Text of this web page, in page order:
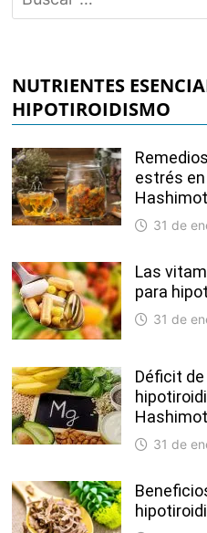
NUTRIENTES
HIPOTIROIDISMO
estrés
31 de
Las
para
31 de
Déficit
31 de